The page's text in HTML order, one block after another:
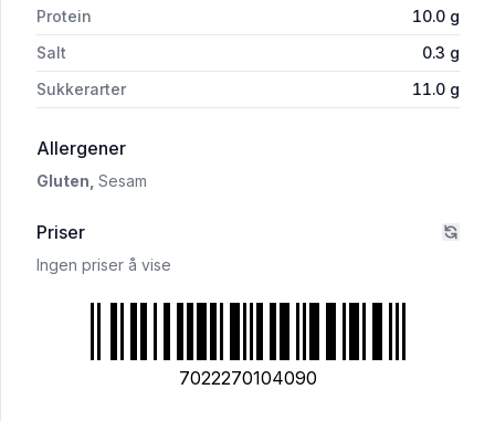
Protein
10.0 g
Salt
0.3 g
Sukkerarter
11.0 g
Allergeneri 'Frokostblanding 600g Stangeland Mølle'
Gluten, Sesam
Priser
Ingen priser å vise
7022270104090